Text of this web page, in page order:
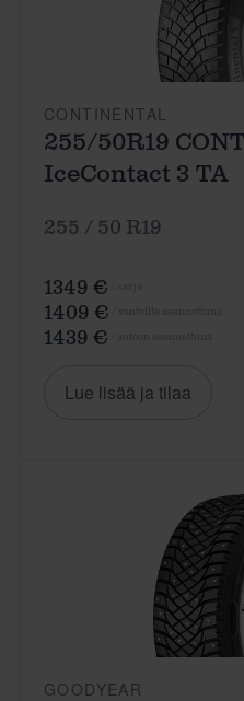
CONTINENTAL
255/50R19
IceContact 3 TA
255 / 50 R19
1349 €
1409 €
1439 €
Lue lisää ja tilaa
GOODYEAR